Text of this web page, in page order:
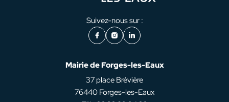
Suivez-nous sur :
FacebookInstagram
LinkedIn
Mairie de Forges-les-Eaux
37 place Brévière
76440 Forges-les-Eaux